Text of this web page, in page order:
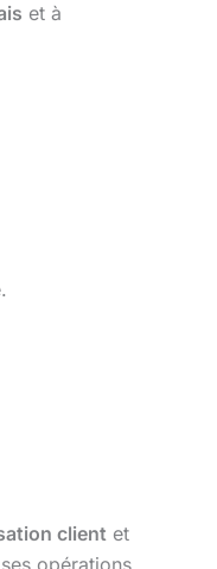
et à
client et